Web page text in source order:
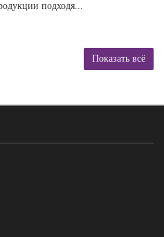
подходя...
Показать всё